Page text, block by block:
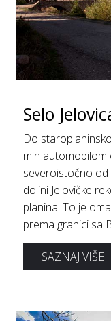
Selo
Do
min automobilom
severoistočno od
dolini Jelovičke
planina. To je
prema granici sa
SAZNAJ VIŠE